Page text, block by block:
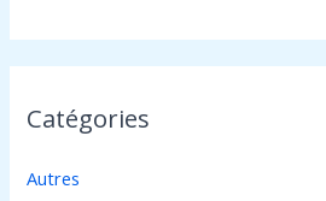
Catégories
Autres